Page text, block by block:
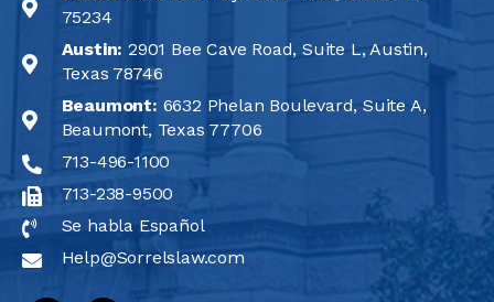
75234
Austin: 2901 Bee Cave Road, Suite L, Austin,
Texas 78746
Beaumont: 6632 Phelan Boulevard, Suite A,
Beaumont, Texas 77706
713-496-1100
713-238-9500
Se habla Español
Help@Sorrelslaw.com